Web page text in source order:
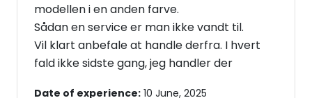
modellen i en anden farve.
Sådan en service er man ikke vandt til.
Vil klart anbefale at handle derfra. I hvert
fald ikke sidste gang, jeg handler der
Date of experience: 10 June, 2025